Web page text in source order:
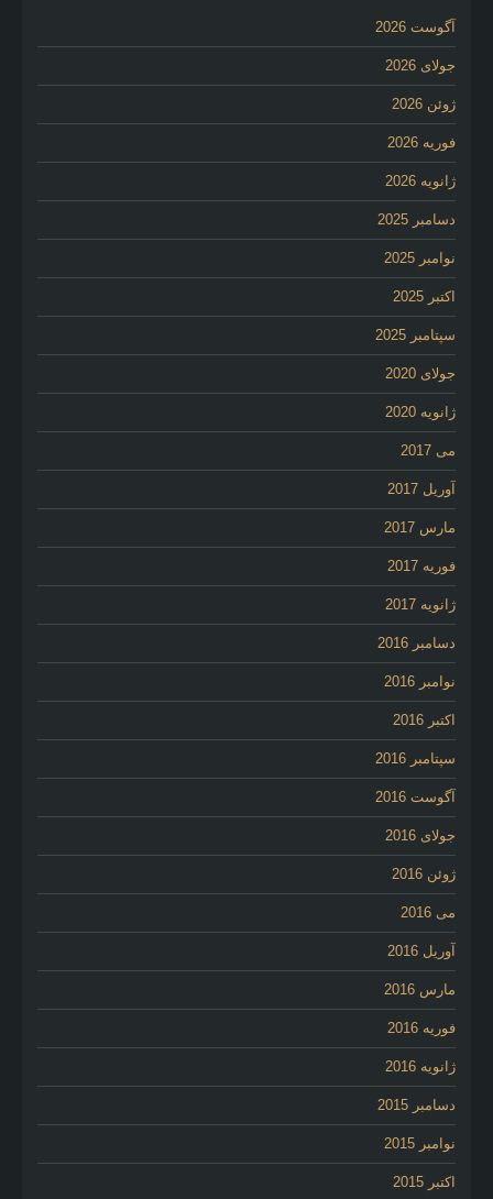
آگوست 2026
جولای 2026
ژوئن 2026
فوریه 2026
ژانویه 2026
دسامبر 2025
نوامبر 2025
اکتبر 2025
سپتامبر 2025
جولای 2020
ژانویه 2020
می 2017
آوریل 2017
مارس 2017
فوریه 2017
ژانویه 2017
دسامبر 2016
نوامبر 2016
اکتبر 2016
سپتامبر 2016
آگوست 2016
جولای 2016
ژوئن 2016
می 2016
آوریل 2016
مارس 2016
فوریه 2016
ژانویه 2016
دسامبر 2015
نوامبر 2015
اکتبر 2015